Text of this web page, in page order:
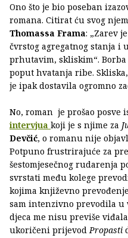
Ono što je bio poseban
romana. Citirat ću svog
Thomassa Frama: „Zarev
čvrstog agregatnog stanja i
prhutavim, skliskim“.
poput hvatanja ribe.
je ipak dostavila ogromno
No, roman je prošao posve
intervjua koji je s njime za
Devčić, o romanu nije
Potpuno frustrirajuće za
šestomjesečnog rudarenja
svrstati među kolege
kojima književno
sam intenzivno prevodila u
djeca me nisu previše
ukoričeni prijevodPropasti